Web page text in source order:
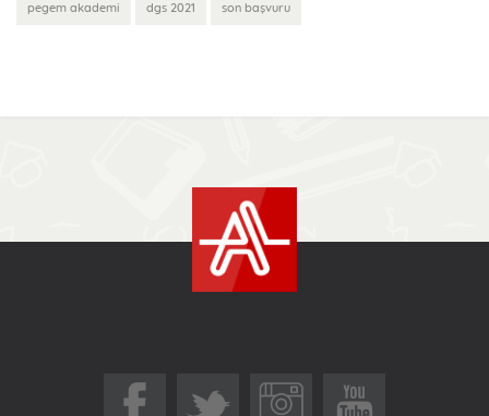
pegem akademi dgs 2021 son başvuru